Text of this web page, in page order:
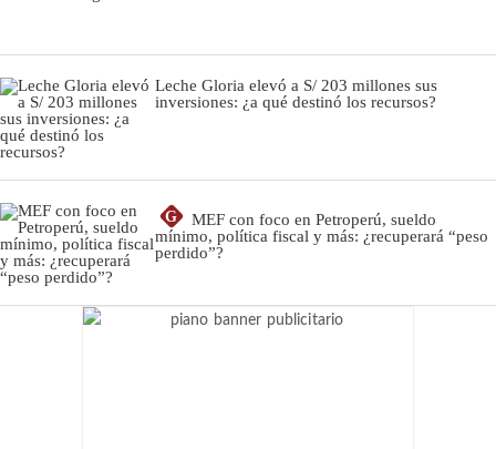
Leche Gloria elevó a S/ 203 millones sus
inversiones: ¿a qué destinó los recursos?
G
MEF con foco en Petroperú, sueldo
mínimo, política fiscal y más: ¿recuperará “peso
perdido”?